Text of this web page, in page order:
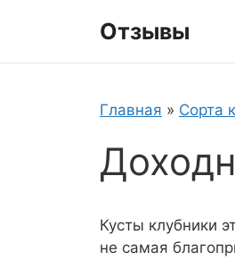
Отзывы
Главная » Сорта
Кусты клубники
не самая